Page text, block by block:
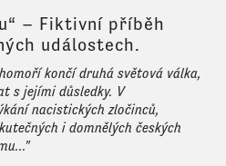
– Fiktivní příběh
událostech.
končí druhá světová válka,
s jejími důsledky. V
nacistických zločinců,
i domnělých českých